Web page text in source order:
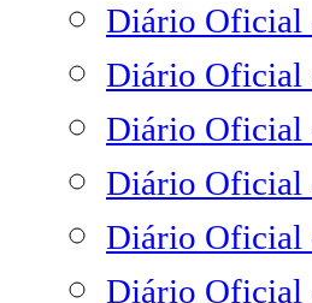
Diário Oficial
Diário Oficial
Diário Oficial
Diário Oficial
Diário Oficial
Diário Oficial